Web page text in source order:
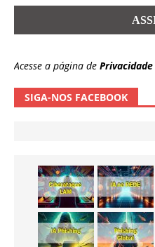
Acesse a página de Privacidade
SIGA-NOS FACEBOOK